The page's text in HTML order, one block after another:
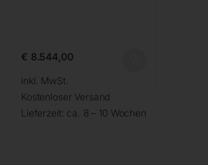
€ 8.544,00
inkl. MwSt.
Kostenloser Versand
Lieferzeit: ca. 8 – 10 Wochen